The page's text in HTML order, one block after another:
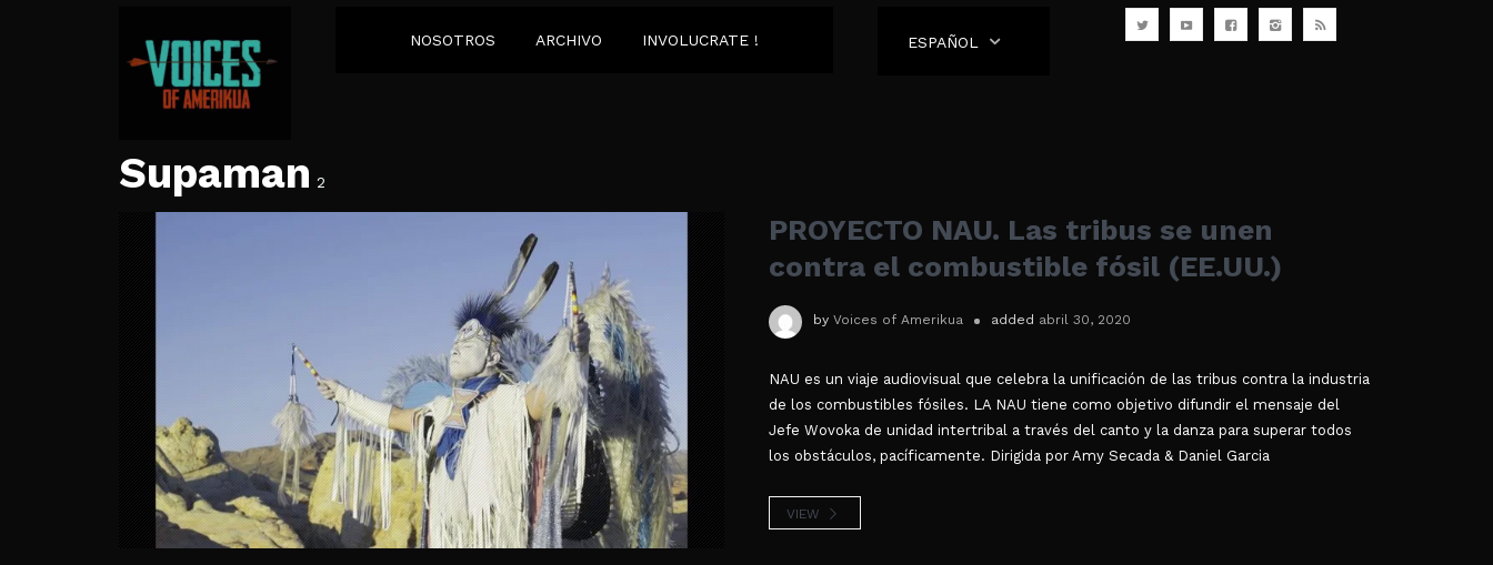
NOSOTROS ARCHIVO INVOLUCRATE ! ESPAÑOL
Supaman 2
PROYECTO NAU. Las tribus se unen
contra el combustible fósil (EE.UU.)
by Voices of Amerikua added abril 30, 2020
NAU es un viaje audiovisual que celebra la unificación de las tribus contra la industria
de los combustibles fósiles. LA NAU tiene como objetivo difundir el mensaje del
Jefe Wovoka de unidad intertribal a través del canto y la danza para superar todos
los obstáculos, pacíficamente. Dirigida por Amy Secada & Daniel Garcia
VIEW